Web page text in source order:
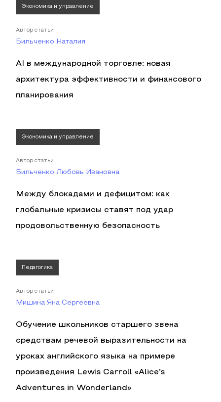
Экономика и управление
Автор статьи
Бильченко Наталия
AI в международной торговле: новая
архитектура эффективности и финансового
планирования
Экономика и управление
Автор статьи
Бильченко Любовь Ивановна
Между блокадами и дефицитом: как
глобальные кризисы ставят под удар
продовольственную безопасность
Педагогика
Автор статьи
Мишина Яна Сергеевна
Обучение школьников старшего звена
средствам речевой выразительности на
уроках английского языка на примере
произведения Lewis Carroll «Alice’s
Adventures in Wonderland»